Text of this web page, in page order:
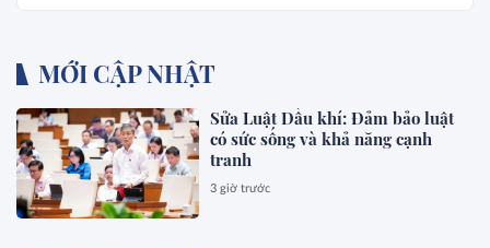
MỚI CẬP NHẬT
Sửa Luật Dầu khí: Đảm bảo luật
có sức sống và khả năng cạnh
tranh
3 giờ trước